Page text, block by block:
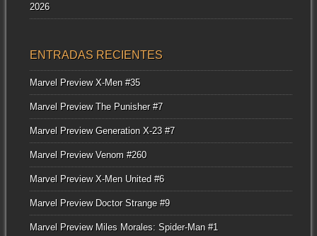
2026
ENTRADAS RECIENTES
Marvel Preview X-Men #35
Marvel Preview The Punisher #7
Marvel Preview Generation X-23 #7
Marvel Preview Venom #260
Marvel Preview X-Men United #6
Marvel Preview Doctor Strange #9
Marvel Preview Miles Morales: Spider-Man #1